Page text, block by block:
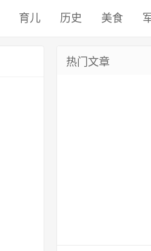
育儿 历史 美食
热门文章